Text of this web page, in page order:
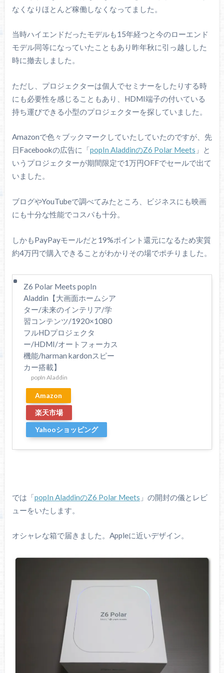
なくなりほとんど稼働しなくなってました。
当時ハイエンドだったモデルも15年経つと今のローエンド
モデル同等になっていたこともあり昨年秋に引っ越しした
時に撤去しました。
ただし、プロジェクターは個人でセミナーをしたりする時
にも必要性を感じることもあり、HDMI端子の付いている
持ち運びできる小型のプロジェクターを探していました。
Amazonで色々ブックマークしていたしていたのですが、先
日Facebookの広告に「popIn AladdinのZ6 Polar Meets 」と
いうプロジェクターが期間限定で1万円OFFでセールで出て
いました。
ブログやYouTubeで調べてみたところ、ビジネスにも映画
にも十分な性能でコスパも十分。
しかもPayPayモールだと19%ポイント還元になるため実質
約4万円で購入できることがわかりその場でポチりました。
Z6 Polar Meets popIn
Aladdin【大画面ホームシア
ター/未来のインテリア/学
習コンテンツ/1920×1080
フルHDプロジェクタ
ー/HDMI/オートフォーカス
機能/harman kardonスピー
カー搭載】
popIn Aladdin
Amazon
楽天市場
Yahooショッピング
では「popIn AladdinのZ6 Polar Meets 」の開封の儀とレビ
ューをいたします。
オシャレな箱で届きました。Appleに近いデザイン。